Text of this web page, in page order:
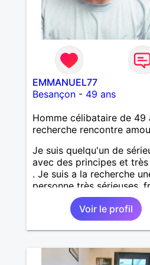
EMMANUEL77
Besançon- 49 ans
Homme célibataire de 49
recherche rencontre
Je suis quelqu'un de
avec des principes et
. Je suis a la recherche
personne très sérieuses
et honnête les critères
importants, voir accepter
maman divorcer avec son
enfant il n y a aucun
sérieuse merci.
Voir le profil